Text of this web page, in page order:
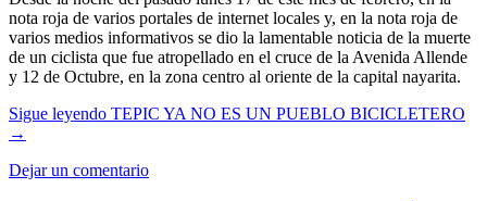
nota roja de varios portales de internet locales y, en la nota roja de
varios medios informativos se dio la lamentable noticia de la muerte
de un ciclista que fue atropellado en el cruce de la Avenida Allende
y 12 de Octubre, en la zona centro al oriente de la capital nayarita.
Sigue leyendo TEPIC YA NO ES UN PUEBLO BICICLETERO
→
Dejar un comentario